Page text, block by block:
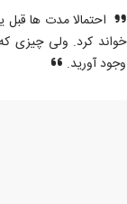
احتمالا مدت ها قبل
خواند کرد. ولی چیزی
وجود آورید.